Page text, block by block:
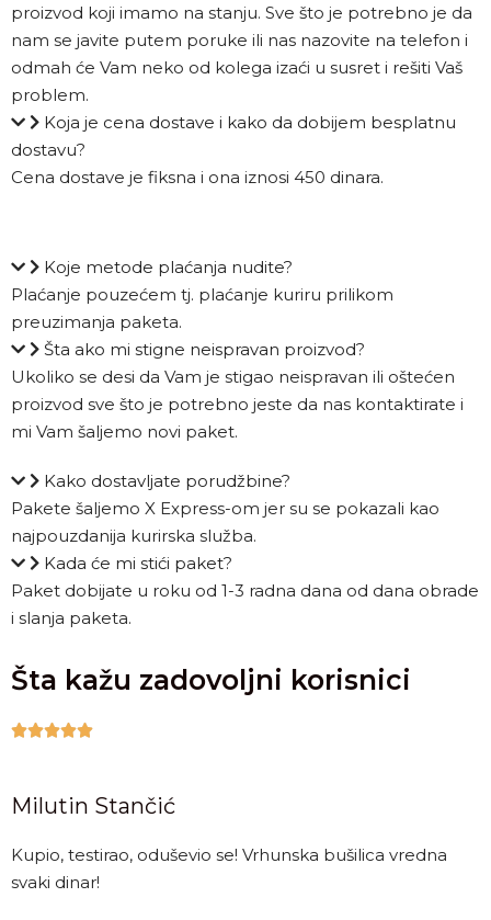
proizvod koji imamo na stanju. Sve što je potrebno je da
nam se javite putem poruke ili nas nazovite na telefon i
odmah će Vam neko od kolega izaći u susret i rešiti Vaš
problem.
Koja je cena dostave i kako da dobijem besplatnu
dostavu?
Cena dostave je fiksna i ona iznosi 450 dinara.
Koje metode plaćanja nudite?
Plaćanje pouzećem tj. plaćanje kuriru prilikom
preuzimanja paketa.
Šta ako mi stigne neispravan proizvod?
Ukoliko se desi da Vam je stigao neispravan ili oštećen
proizvod sve što je potrebno jeste da nas kontaktirate i
mi Vam šaljemo novi paket.
Kako dostavljate porudžbine?
Pakete šaljemo X Express-om jer su se pokazali kao
najpouzdanija kurirska služba.
Kada će mi stići paket?
Paket dobijate u roku od 1-3 radna dana od dana obrade
i slanja paketa.
Šta kažu zadovoljni korisnici

Milutin Stančić
Kupio, testirao, oduševio se! Vrhunska bušilica vredna
svaki dinar!